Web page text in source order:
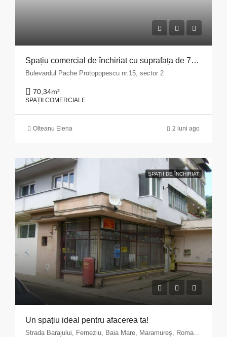
Spațiu comercial de închiriat cu suprafața de 70,34 mp situat în Municipiul București, Bulevardul Pache Protopopescu, nr. 15, sector 2
Bulevardul Pache Protopopescu nr.15, sector 2
70,34m²
SPAȚII COMERCIALE
Olteanu Elena 2 luni ago
SPAȚII DE ÎNCHIRIAT
Un spațiu ideal pentru afacerea ta!
Strada Barajului, Ferneziu, Baia Mare, Maramureș, Romania